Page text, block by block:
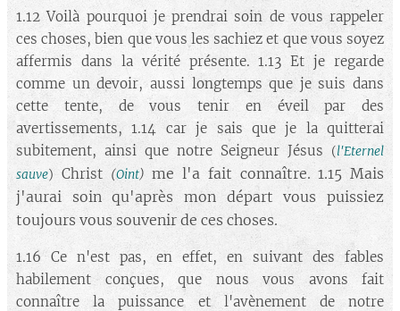
1.12 Voilà pourquoi je prendrai soin de vous rappeler
ces choses, bien que vous les sachiez et que vous soyez
affermis dans la vérité présente. 1.13 Et je regarde
comme un devoir, aussi longtemps que je suis dans
cette tente, de vous tenir en éveil par des
avertissements, 1.14 car je sais que je la quitterai
subitement, ainsi que notre Seigneur Jésus
(l'Eternel
sauve) Christ (Oint) me l'a fait connaître. 1.15 Mais
j'aurai soin qu'après mon départ vous puissiez
toujours vous souvenir de ces choses.
1.16 Ce n'est pas, en effet, en suivant des fables
habilement conçues, que nous vous avons fait
connaître la puissance et l'avènement de notre